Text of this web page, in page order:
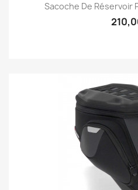
Sacoche De Réservoir